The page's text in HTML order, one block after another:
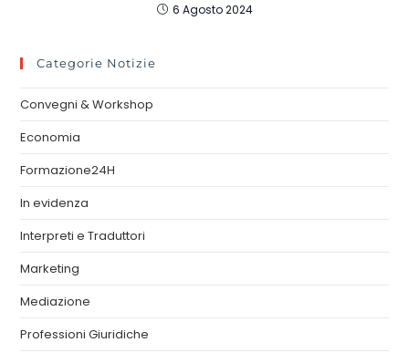
6 Agosto 2024
Categorie Notizie
Convegni & Workshop
Economia
Formazione24H
In evidenza
Interpreti e Traduttori
Marketing
Mediazione
Professioni Giuridiche